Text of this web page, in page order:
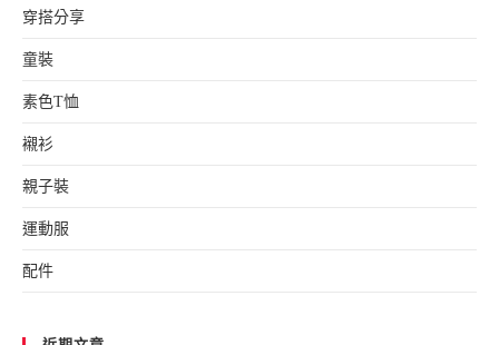
穿搭分享
童裝
素色T恤
襯衫
親子裝
運動服
配件